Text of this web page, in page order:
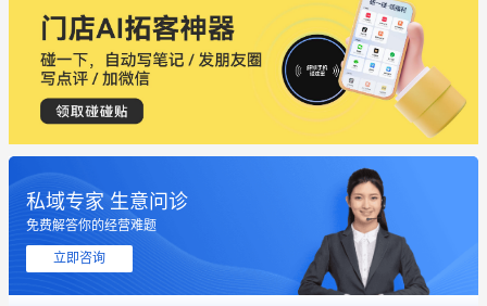
私域专家 生意问诊
免费解答你的经营难题
立即咨询
这个营销策划案例推荐大家看一下
用有赞就能在微信、小红书同时经营了